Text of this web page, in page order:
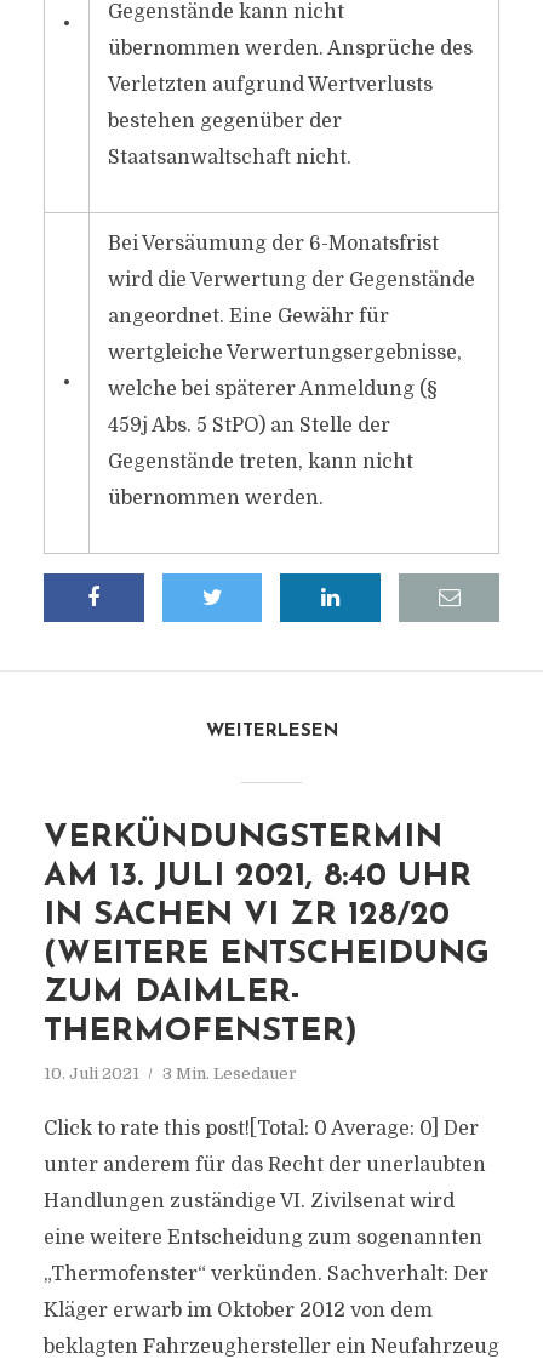
•
Gegenstände kann nicht
übernommen werden. Ansprüche des
Verletzten aufgrund Wertverlusts
bestehen gegenüber der
Staatsanwaltschaft nicht.
•
Bei Versäumung der 6-Monatsfrist
wird die Verwertung der Gegenstände
angeordnet. Eine Gewähr für
wertgleiche Verwertungsergebnisse,
welche bei späterer Anmeldung (§
459j Abs. 5 StPO) an Stelle der
Gegenstände treten, kann nicht
übernommen werden.
WEITERLESEN
VERKÜNDUNGSTERMIN
AM 13. JULI 2021, 8:40 UHR
IN SACHEN VI ZR 128/20
(WEITERE ENTSCHEIDUNG
ZUM DAIMLER-
THERMOFENSTER)
10. Juli 2021 3 Min. Lesedauer
Click to rate this post![Total: 0 Average: 0] Der
unter anderem für das Recht der unerlaubten
Handlungen zuständige VI. Zivilsenat wird
eine weitere Entscheidung zum sogenannten
„Thermofenster“ verkünden. Sachverhalt: Der
Kläger erwarb im Oktober 2012 von dem
beklagten Fahrzeughersteller ein Neufahrzeug